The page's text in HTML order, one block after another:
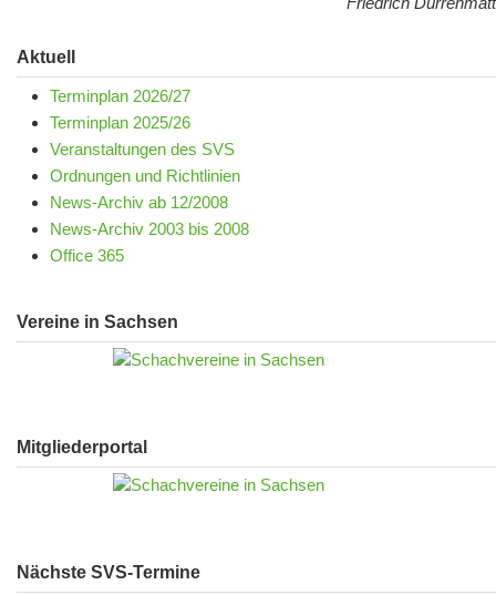
Aktuell
Terminplan 2026/27
Terminplan 2025/26
Veranstaltungen des SVS
Ordnungen und Richtlinien
News-Archiv ab 12/2008
News-Archiv 2003 bis 2008
Office 365
Vereine in Sachsen
Mitgliederportal
Nächste SVS-Termine